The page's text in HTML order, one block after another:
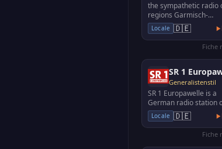
the sympathetic radio
regions Garmisch-
Partenkirchen,
Schongau and the
Locale 🇩🇪
Fiche
SR 1
Generalistenstil
SR 1 Europawelle is a
German radio station
by Saarländischer
the public broadcas…
Locale 🇩🇪
Fiche